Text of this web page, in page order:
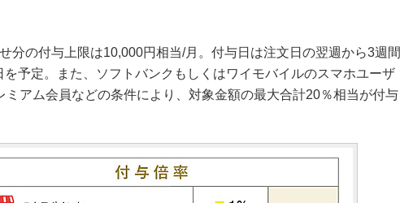
分の付与上限は10,000円相当/月。付与日は注文日の翌週から3週間
を予定。また、ソフトバンクもしくはワイモバイルのスマホユーザ
ミアム会員などの条件により、対象金額の最大合計20％相当が付与